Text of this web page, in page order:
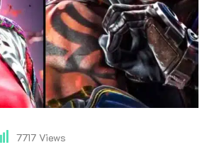
7717 Views